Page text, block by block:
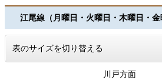
江尾線（月曜日・火曜日・木曜日・金
表のサイズを切り替える
川戸方面